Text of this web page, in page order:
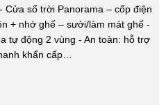
sổ trời Panorama – cốp điện
+ nhớ ghế – sưởi/làm mát ghế -
tự động 2 vùng - An toàn: hỗ trợ
khẩn cấp…